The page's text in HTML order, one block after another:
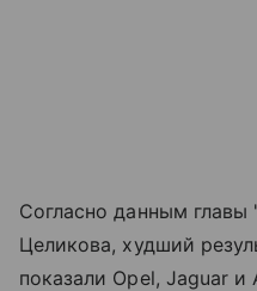
Согласно данным главы
Целикова, худший
показали Opel, Jaguar и